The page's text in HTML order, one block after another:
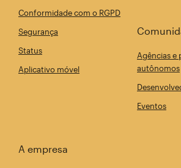
Conformidade com o RGPD
Segurança
Status
Aplicativo móvel
Agências e
autônomos
Eventos
A empresa